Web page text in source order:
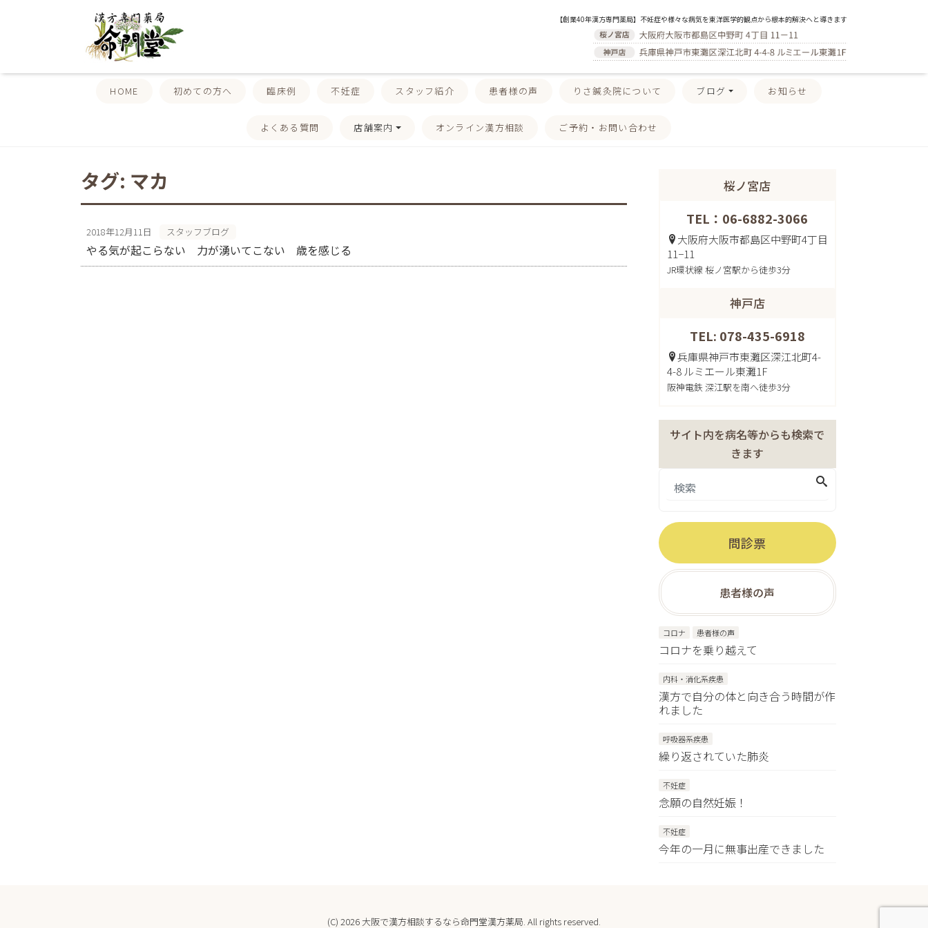
【創業40年漢方専門薬局】不妊症や様々な病気を東洋医学的観点から根本的解決へと導きます
HOME 初めての方へ 臨床例 不妊症 スタッフ紹介 患者様の声 りさ鍼灸院について ブログ お知らせ
よくある質問 店舗案内 オンライン漢方相談 ご予約・お問い合わせ
タグ: マカ
2018年12月11日 スタッフブログ
やる気が起こらない 力が湧いてこない 歳を感じる
桜ノ宮店
TEL：06-6882-3066
大阪府大阪市都島区中野町4丁目
11−11
JR環状線 桜ノ宮駅から徒歩3分
神戸店
TEL: 078-435-6918
兵庫県神戸市東灘区深江北町4-
4-8 ルミエール東灘1F
阪神電鉄 深江駅を南へ徒歩3分
サイト内を病名等からも検索で
きます
問診票
患者様の声
コロナ 患者様の声
コロナを乗り越えて
内科・消化系疾患
漢方で自分の体と向き合う時間が作
れました
呼吸器系疾患
繰り返されていた肺炎
不妊症
念願の自然妊娠！
不妊症
今年の一月に無事出産できました
(C) 2026 大阪で漢方相談するなら命門堂漢方薬局. All rights reserved.